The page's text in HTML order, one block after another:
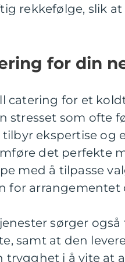
rekkefølge, slik
for din
catering for et
stresset som ofte
tilbyr ekspertise
det perfekte
med å tilpasse
for arrangementet
sørger
samt at den
trygghet i å vite at